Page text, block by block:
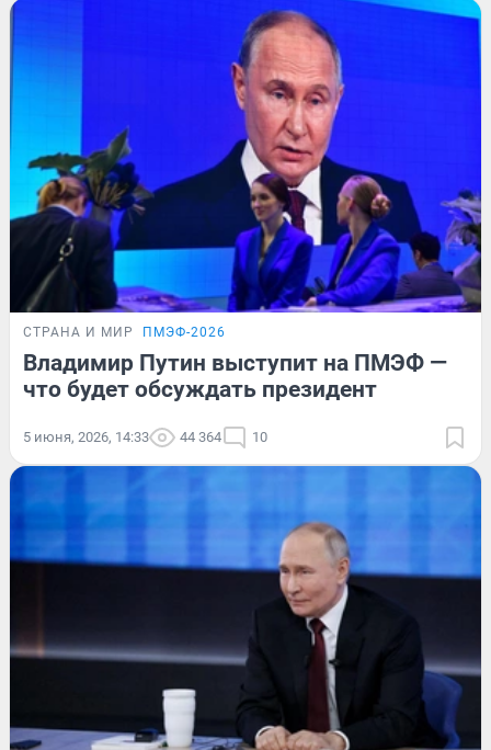
СТРАНА И МИР ПМЭФ-2026
Владимир Путин выступит на ПМЭФ —
что будет обсуждать президент
5 июня, 2026, 14:33 44 364 10